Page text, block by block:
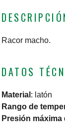
Racor macho.
DATOS
Material : latón
Rango de
Presión máxima